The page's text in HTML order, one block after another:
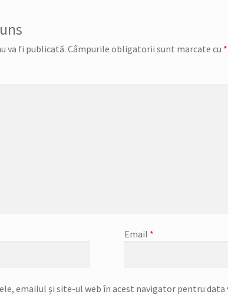
va fi publicată.Câmpurile obligatorii sunt marcate cu *
Email *
emailul și site-ul web în acest navigator pentru data